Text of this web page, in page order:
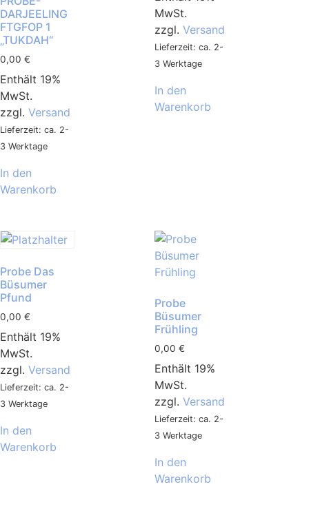
DARJEELING
FTGFOP 1
„TUKDAH“
0,00 €
Enthält 19%
MwSt.
zzgl. Versand
Lieferzeit: ca. 2-
3 Werktage
In den
Warenkorb
MwSt.
zzgl. Versand
Lieferzeit: ca. 2-
3 Werktage
In den
Warenkorb
Probe Das
Büsumer
Pfund
0,00 €
Enthält 19%
MwSt.
zzgl. Versand
Lieferzeit: ca. 2-
3 Werktage
In den
Warenkorb
Probe
Büsumer
Frühling
0,00 €
Enthält 19%
MwSt.
zzgl. Versand
Lieferzeit: ca. 2-
3 Werktage
In den
Warenkorb